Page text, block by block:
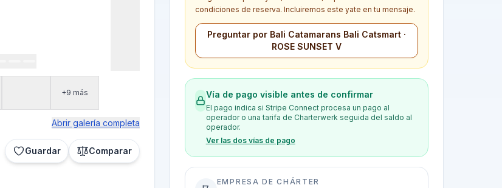
+9 más
Abrir galería completa
Guardar Comparar
condiciones de reserva. Incluiremos este yate en tu mensaje.
Preguntar por Bali Catamarans Bali Catsmart ·
ROSE SUNSET V
Vía de pago visible antes de confirmar
El pago indica si Stripe Connect procesa un pago al
operador o una tarifa de Charterwerk seguida del saldo al
operador.
Ver las dos vías de pago
EMPRESA DE CHÁRTER